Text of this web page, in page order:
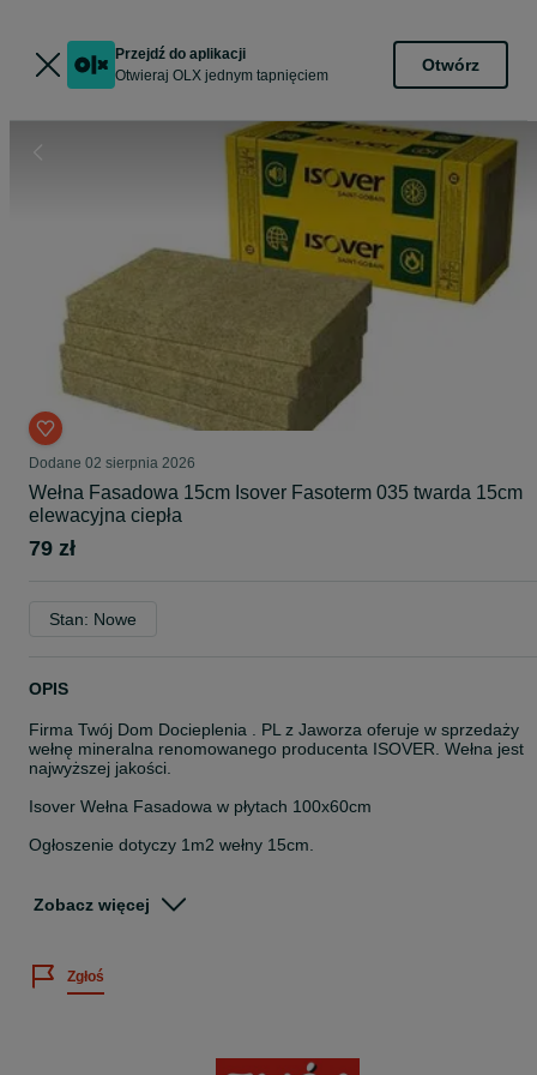
Przejdź do aplikacji
Otwieraj OLX jednym tapnięciem
Otwórz
Dodane 02 sierpnia 2026
Wełna Fasadowa 15cm Isover Fasoterm 035 twarda 15cm
elewacyjna ciepła
79 zł
Stan: Nowe
OPIS
Firma Twój Dom Docieplenia . PL z Jaworza oferuje w sprzedaży
wełnę mineralna renomowanego producenta ISOVER. Wełna jest
najwyższej jakości.
Isover Wełna Fasadowa w płytach 100x60cm
Ogłoszenie dotyczy 1m2 wełny 15cm.
Właściwości
hydrofobizowane (nie chłoną wilgoci),
Zobacz więcej
Zgłoś